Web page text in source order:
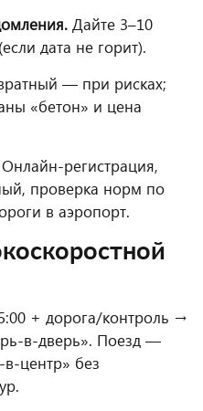
Дайте 3–10
дата не горит).
— при рисках;
«бетон» и цена
Онлайн-регистрация,
проверка норм по
в аэропорт.
+ дорога/контроль →
в-дверь». Поезд —
центр» без